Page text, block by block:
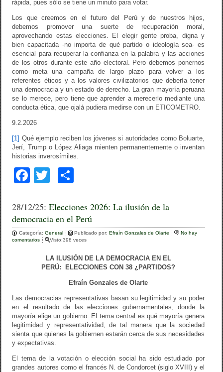
rápida, pues sólo se tiene un minuto para votar.
Los que creemos en el futuro del Perú y de nuestros hijos,
debemos promover una suerte de recuperación moral,
aprovechando estas elecciones. El elegir gente proba, digna y
bien capacitada -no importa de qué partido o ideología sea- es
esencial para recuperar la confianza en la palabra y las acciones
de los otros durante este año electoral. Pero debemos ponernos
como meta una campaña de largo plazo para volver a los
referentes éticos y a los valores civilizatorios que debería tener
una democracia y un estado de derecho. La gran mayoría peruana
se lo merece, pero tiene que aprender a merecerlo mediante una
conducta ética, que ojalá pudiera medirse con un ETICOMETRO.
9.2.2026
[1] Qué ejemplo reciben los jóvenes si autoridades como Boluarte,
Jerí, Trump o López Aliaga mienten permanentemente o inventan
historias inverosímiles.
F
c
e
b
tt
er
m
p
ar
tir
28/12/25:Elecciones 2026: La ilusión de la
democracia en el Perú
Categoría:General Publicado por:Efraín Gonzales de Olarte
No hay
comentarios
Visto:398 veces
LA ILUSIÓN DE LA DEMOCRACIA EN EL
PERÚ:
ELECCIONES CON 38 ¿PARTIDOS?
Efraín Gonzales de Olarte
Las democracias representativas basan su legitimidad y su poder
en el resultado de las elecciones gubernamentales, donde la
mayoría elige un gobierno. El tema central es qué mayoría genera
legitimidad y representatividad, de tal manera que la sociedad
sienta que quienes la gobiernen estarán cerca de sus necesidades
y expectativas.
El tema de la votación o elección social ha sido estudiado por
grandes autores como el francés N. de Condorcet (siglo XVIII) y el